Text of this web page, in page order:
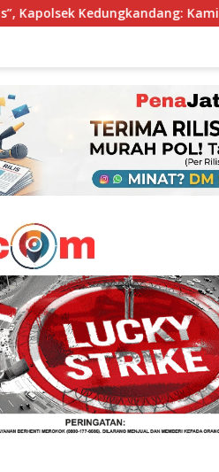
Transparan dan Akuntabel